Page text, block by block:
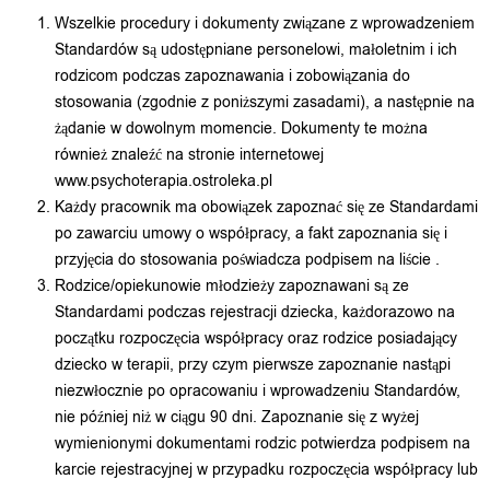
Wszelkie procedury i dokumenty związane z wprowadzeniem
Standardów są udostępniane personelowi, małoletnim i ich
rodzicom podczas zapoznawania i zobowiązania do
stosowania (zgodnie z poniższymi zasadami), a następnie na
żądanie w dowolnym momencie. Dokumenty te można
również znaleźć na stronie internetowej
www.psychoterapia.ostroleka.pl
Każdy pracownik ma obowiązek zapoznać się ze Standardami
po zawarciu umowy o współpracy, a fakt zapoznania się i
przyjęcia do stosowania poświadcza podpisem na liście .
Rodzice/opiekunowie młodzieży zapoznawani są ze
Standardami podczas rejestracji dziecka, każdorazowo na
początku rozpoczęcia współpracy oraz rodzice posiadający
dziecko w terapii, przy czym pierwsze zapoznanie nastąpi
niezwłocznie po opracowaniu i wprowadzeniu Standardów,
nie później niż w ciągu 90 dni. Zapoznanie się z wyżej
wymienionymi dokumentami rodzic potwierdza podpisem na
karcie rejestracyjnej w przypadku rozpoczęcia współpracy lub